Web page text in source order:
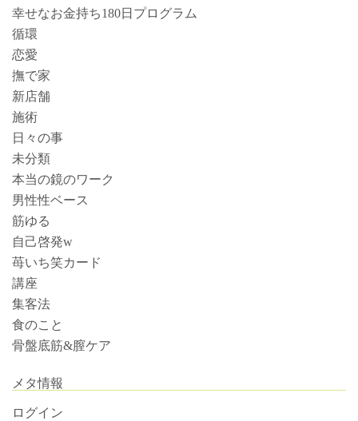
幸せなお金持ち180日プログラム
循環
恋愛
撫で家
新店舗
施術
日々の事
未分類
本当の鏡のワーク
男性性ベース
筋ゆる
自己啓発w
苺いち笑カード
講座
集客法
食のこと
骨盤底筋&膣ケア
メタ情報
ログイン